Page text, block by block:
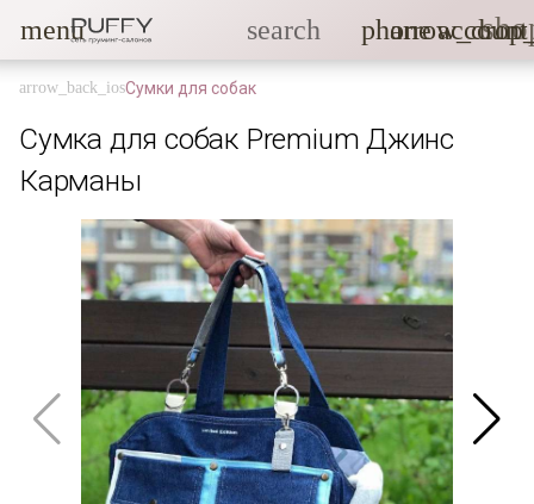
menu search phone
Сумки для собак
Сумка для собак Premium Джинс
Карманы